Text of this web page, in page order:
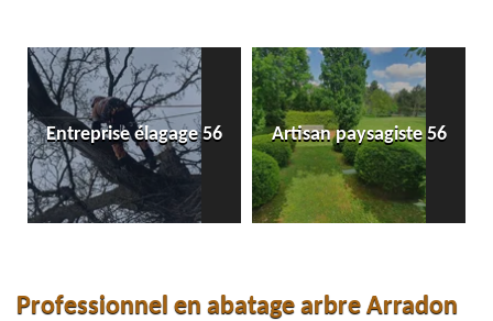
Entreprise élagage 56 Artisan paysagiste 56
Professionnel en abatage arbre Arradon